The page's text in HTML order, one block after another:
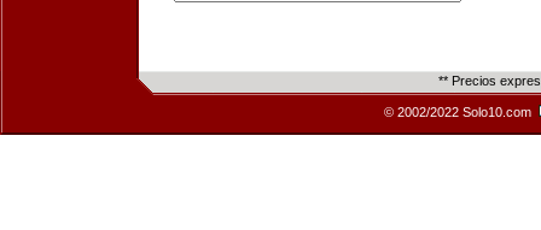
** Precios
© 2002/2022 Solo10.com